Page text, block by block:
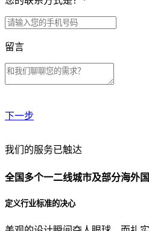
留言
下一步
贵公司预算范围是？
贵公司的团队规模是？
我们的服务已触达
全国多个一二线城市及部分海外
定义行业标准的决心